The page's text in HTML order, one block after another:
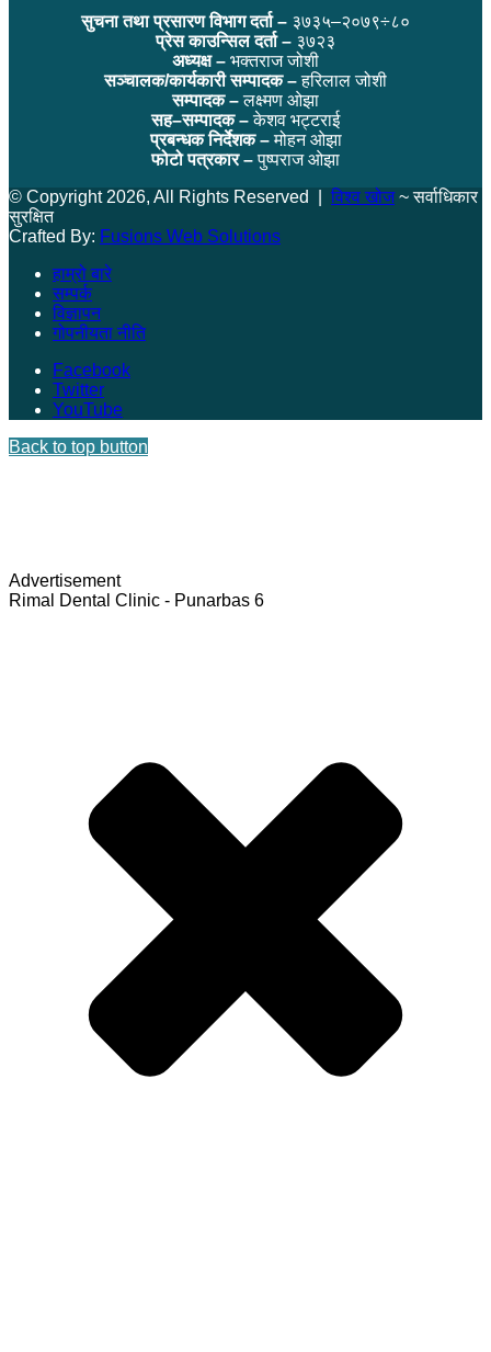
सुचना तथा प्रसारण विभाग दर्ता – ३७३५–२०७९÷८०
प्रेस काउन्सिल दर्ता – ३७२३
अध्यक्ष – भक्तराज जोशी
सञ्चालक/कार्यकारी सम्पादक –हरिलाल जोशी
सम्पादक –लक्ष्मण ओझा
सह–सम्पादक –केशव भट्टराई
प्रबन्धक निर्देशक –मोहन ओझा
फोटो पत्रकार –पुष्पराज ओझा
© Copyright 2026, All Rights Reserved | विश्व खोज~ सर्वाधिकार
सुरक्षित
Crafted By: Fusions Web Solutions
हाम्रो बारे
सम्पर्क
विज्ञापन
गोपनीयता नीति
Facebook
Twitter
YouTube
Back to top button
Advertisement
Rimal Dental Clinic - Punarbas 6